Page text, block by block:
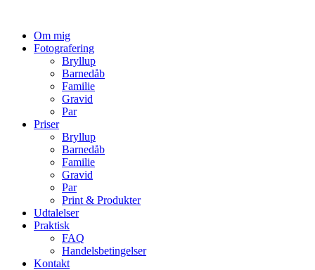
Om mig
Fotografering
Bryllup
Barnedåb
Familie
Gravid
Par
Priser
Bryllup
Barnedåb
Familie
Gravid
Par
Print & Produkter
Udtalelser
Praktisk
FAQ
Handelsbetingelser
Kontakt